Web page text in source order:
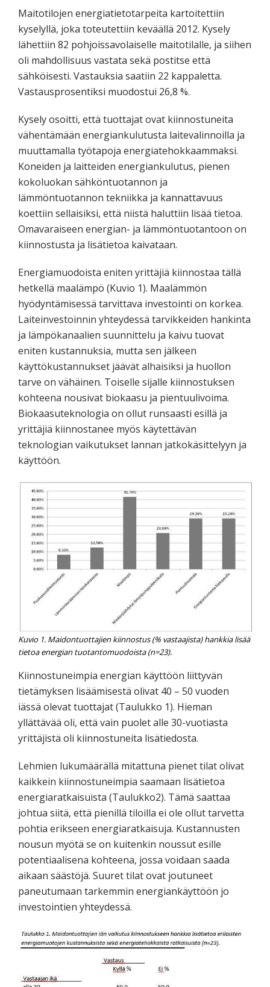
Maitotilojen energiatietotarpeita kartoitettiin
kyselyllä, joka toteutettiin keväällä 2012. Kysely
lähettiin 82 pohjoissavolaiselle maitotilalle, ja siihen
oli mahdollisuus vastata sekä postitse että
sähköisesti. Vastauksia saatiin 22 kappaletta.
Vastausprosentiksi muodostui 26,8 %.
Kysely osoitti, että tuottajat ovat kiinnostuneita
vähentämään energiankulutusta laitevalinnoilla ja
muuttamalla työtapoja energiatehokkaammaksi.
Koneiden ja laitteiden energiankulutus, pienen
kokoluokan sähköntuotannon ja
lämmöntuotannon tekniikka ja kannattavuus
koettiin sellaisiksi, että niistä haluttiin lisää tietoa.
Omavaraiseen energian- ja lämmöntuotantoon on
kiinnostusta ja lisätietoa kaivataan.
Energiamuodoista eniten yrittäjiä kiinnostaa tällä
hetkellä maalämpö (Kuvio 1). Maalämmön
hyödyntämisessä tarvittava investointi on korkea.
Laiteinvestoinnin yhteydessä tarvikkeiden hankinta
ja lämpökanaalien suunnittelu ja kaivu tuovat
eniten kustannuksia, mutta sen jälkeen
käyttökustannukset jäävät alhaisiksi ja huollon
tarve on vähäinen. Toiselle sijalle kiinnostuksen
kohteena nousivat biokaasu ja pientuulivoima.
Biokaasuteknologia on ollut runsaasti esillä ja
yrittäjiä kiinnostanee myös käytettävän
teknologian vaikutukset lannan jatkokäsittelyyn ja
käyttöön.
Kuvio 1. Maidontuottajien kiinnostus (% vastaajista) hankkia lisää
tietoa energian tuotantomuodoista (n=23).
Kiinnostuneimpia energian käyttöön liittyvän
tietämyksen lisäämisestä olivat 40 – 50 vuoden
iässä olevat tuottajat (Taulukko 1). Hieman
yllättävää oli, että vain puolet alle 30-vuotiasta
yrittäjistä oli kiinnostuneita lisätiedosta.
Lehmien lukumäärällä mitattuna pienet tilat olivat
kaikkein kiinnostuneimpia saamaan lisätietoa
energiaratkaisuista (Taulukko2). Tämä saattaa
johtua siitä, että pienillä tiloilla ei ole ollut tarvetta
pohtia erikseen energiaratkaisuja. Kustannusten
nousun myötä se on kuitenkin noussut esille
potentiaalisena kohteena, jossa voidaan saada
aikaan säästöjä. Suuret tilat ovat joutuneet
paneutumaan tarkemmin energiankäyttöön jo
investointien yhteydessä.